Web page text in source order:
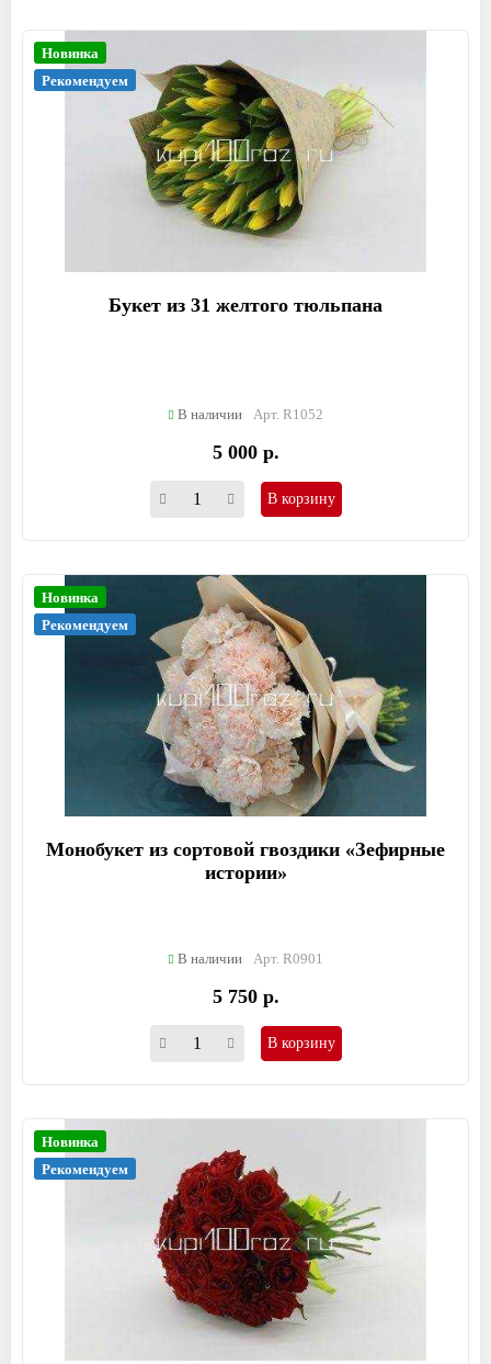
Новинка
Рекомендуем
Букет из 31 желтого тюльпана
В наличии Арт. R1052
5 000 р.
В корзину
Новинка
Рекомендуем
Монобукет из сортовой гвоздики «Зефирные
истории»
В наличии Арт. R0901
5 750 р.
В корзину
Новинка
Рекомендуем